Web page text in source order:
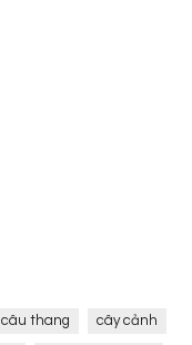
câu thang cây cảnh